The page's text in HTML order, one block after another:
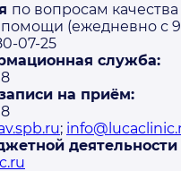
по вопросам качества
(ежедневно с
07-25
служба:
на приём:
;
деятельности